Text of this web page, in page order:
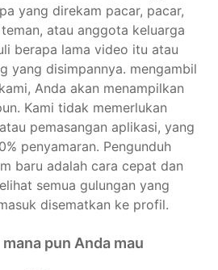
yang direkam pacar, pacar,
atau anggota keluarga
berapa lama video itu atau
yang disimpannya. mengambil
Anda akan menampilkan
Kami tidak memerlukan
pemasangan aplikasi, yang
penyamaran. Pengunduh
baru adalah cara cepat dan
semua gulungan yang
disematkan ke profil.
pun Anda mau